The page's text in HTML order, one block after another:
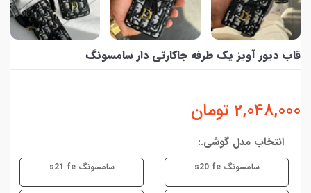
قاب دیور آویز یک طرفه جاکارتی دار سامسونگ
2,048,000 تومان
انتخاب مدل گوشی.:
سامسونگ s20 fe سامسونگ s21 fe